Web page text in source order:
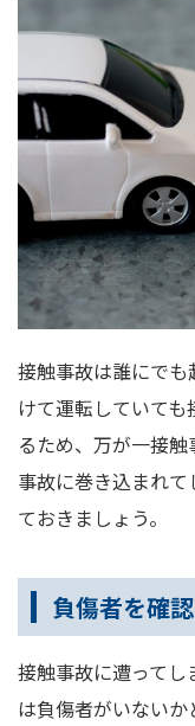
接触事故は誰にで
けて運転していて
るため、万が一接
事故に巻き込まれ
ておきましょう。
負傷者を確
接触事故に遭って
は負傷者がいないか